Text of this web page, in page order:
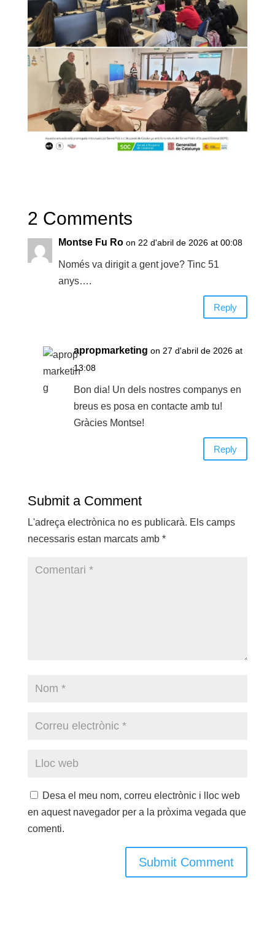
2 Comments
Montse Fu Ro on 22 d'abril de 2026 at 00:08
Només va dirigit a gent jove? Tinc 51
anys….
Reply
apropmarketing on 27 d'abril de 2026 at
13:08
Bon dia! Un dels nostres companys en
breus es posa en contacte amb tu!
Gràcies Montse!
Reply
Submit a Comment
L'adreça electrònica no es publicarà. Els camps
necessaris estan marcats amb *
Desa el meu nom, correu electrònic i lloc web
en aquest navegador per a la pròxima vegada que
comenti.